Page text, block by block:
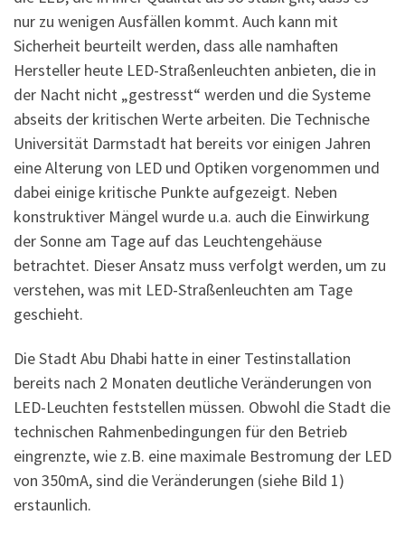
nur zu wenigen Ausfällen kommt. Auch kann mit
Sicherheit beurteilt werden, dass alle namhaften
Hersteller heute LED-Straßenleuchten anbieten, die in
der Nacht nicht „gestresst“ werden und die Systeme
abseits der kritischen Werte arbeiten. Die Technische
Universität Darmstadt hat bereits vor einigen Jahren
eine Alterung von LED und Optiken vorgenommen und
dabei einige kritische Punkte aufgezeigt. Neben
konstruktiver Mängel wurde u.a. auch die Einwirkung
der Sonne am Tage auf das Leuchtengehäuse
betrachtet. Dieser Ansatz muss verfolgt werden, um zu
verstehen, was mit LED-Straßenleuchten am Tage
geschieht.
Die Stadt Abu Dhabi hatte in einer Testinstallation
bereits nach 2 Monaten deutliche Veränderungen von
LED-Leuchten feststellen müssen. Obwohl die Stadt die
technischen Rahmenbedingungen für den Betrieb
eingrenzte, wie z.B. eine maximale Bestromung der LED
von 350mA, sind die Veränderungen (siehe Bild 1)
erstaunlich.